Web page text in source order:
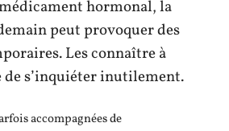
hormonal, la
peut provoquer des
Les connaître à
de s’inquiéter inutilement.
accompagnées de